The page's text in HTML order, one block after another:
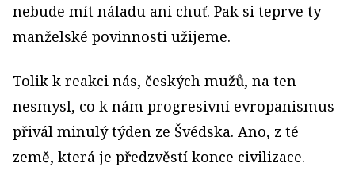
nebude mít náladu ani chuť. Pak si teprve ty
manželské povinnosti užijeme.
Tolik k reakci nás, českých mužů, na ten
nesmysl, co k nám progresivní evropanismus
přivál minulý týden ze Švédska. Ano, z té
země, která je předzvěstí konce civilizace.